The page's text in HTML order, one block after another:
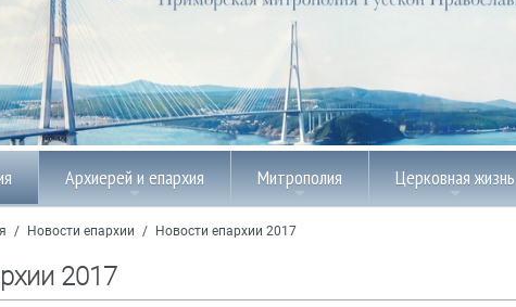
Архиерей и епархия Митрополия Церковная жизнь
/ Новости епархии / Новости епархии 2017
2017